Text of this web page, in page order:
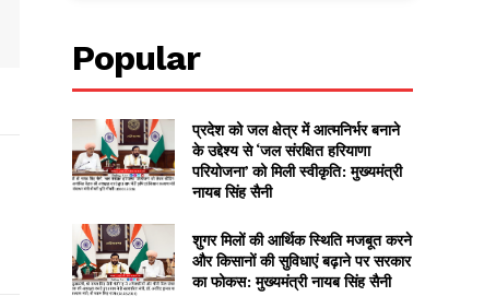
Popular
प्रदेश को जल क्षेत्र में आत्मनिर्भर बनाने
के उद्देश्य से ‘जल संरक्षित हरियाणा
परियोजना’ को मिली स्वीकृति: मुख्यमंत्री
नायब सिंह सैनी
शुगर मिलों की आर्थिक स्थिति मजबूत करने
और किसानों की सुविधाएं बढ़ाने पर सरकार
का फोकस: मुख्यमंत्री नायब सिंह सैनी